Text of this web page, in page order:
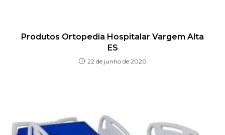
Produtos Ortopedia Hospitalar Vargem Alta
ES
22 de junho de 2020